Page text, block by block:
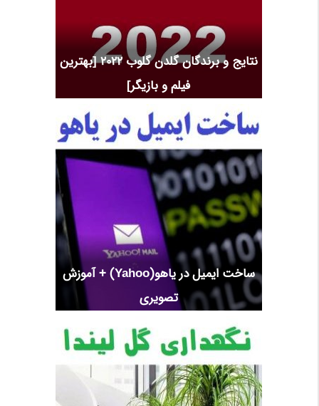
نتایج و برندگان گلدن گلوب 2022 [بهترین
فیلم و بازیگر]
ساخت ایمیل در یاهو(Yahoo) + آموزش
تصویری